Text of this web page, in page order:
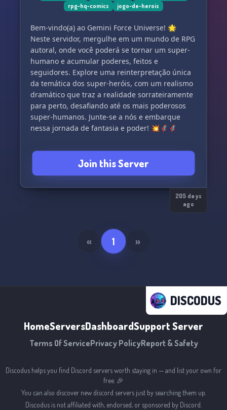
rpg-hq-comics
jogo-de-herois
Bem-vindo(a) ao Gemini Force Universe! 🌟
Neste servidor, mergulhe em um mundo de RPG
autoral, onde você poderá se tornar um super-
humano e acumular poderes, feitos e
seguidores. Explore uma reinterpretação única
da temática dos super-heróis, com um realismo
dramático que traz a realidade sorrateiramente
para perto, desafiando até os mais poderosos
super-humanos. Junte-se a nós e embarque
nessa jornada de fantasia e poder! 💥🦸‍♂️🦸‍♀️
Join this Server
205 days
ago
« 1 »
DISCODUS
HomeServersDashboardSupport Server
Terms Of ServicePrivacy PolicyReport & Safety
Discodus helps you find Discord servers worth staying in — and list your own for
free. 🎉
You can also discover new discord servers just by searching them up.
Discodus is not affiliated with, endorsed, or sponsored by Discord.